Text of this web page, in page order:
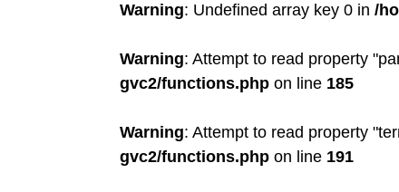
Warning: Undefined array key 0 in /
Warning: Attempt to read property
gvc2/functions.php on line 185
Warning: Attempt to read property
gvc2/functions.php on line 191